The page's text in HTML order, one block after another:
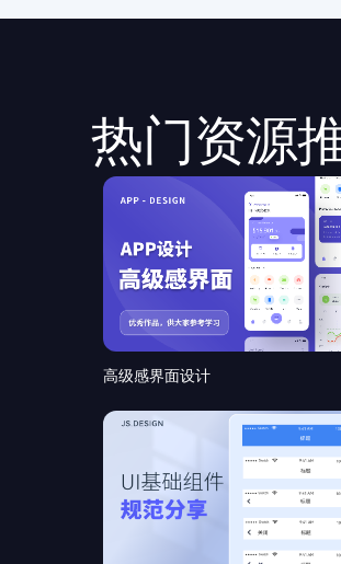
热门资源
高级感界面设计